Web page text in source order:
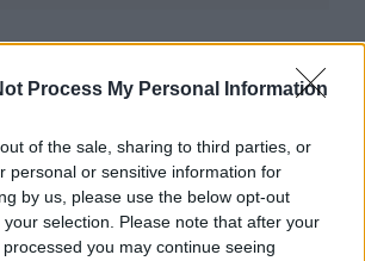
Process My Personal Information
of the sale, sharing to third parties, or
personal or sensitive information for
by us, please use the below opt-out
selection. Please note that after your
you may continue seeing